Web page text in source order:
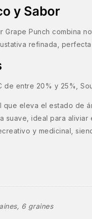
y Sabor
Grape Punch combina
refinada,
de entre 20% y 25%,
que eleva el estado de
suave, ideal para aliviar
y medicinal,
6 graines